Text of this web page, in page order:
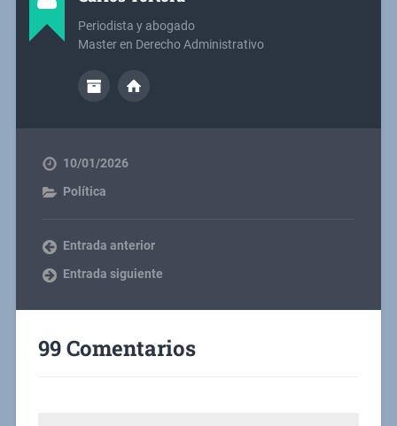
Periodista y abogado
Master en Derecho Administrativo
10/01/2026
Política
Entrada anterior
Entrada siguiente
99 Comentarios